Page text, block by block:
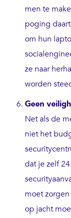
men te
poging
om hun
ze naar
worden
Geen
Net als de
niet het
dat je zelf
moet
op jacht